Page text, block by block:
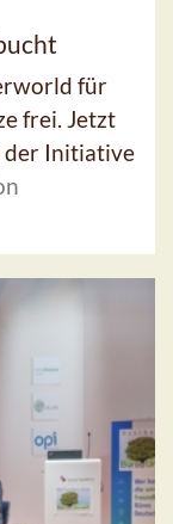
für
frei. Jetzt
der Initiative